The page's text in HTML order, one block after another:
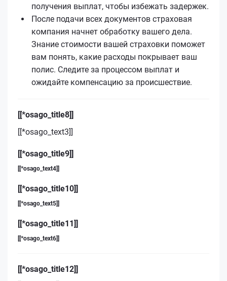
получения выплат, чтобы избежать задержек.
После подачи всех документов страховая
компания начнет обработку вашего дела.
Знание стоимости вашей страховки поможет
вам понять, какие расходы покрывает ваш
полис. Следите за процессом выплат и
ожидайте компенсацию за происшествие.
[[*osago_title8]]
[[*osago_text3]]
[[*osago_title9]]
[[*osago_text4]]
[[*osago_title10]]
[[*osago_text5]]
[[*osago_title11]]
[[*osago_text6]]
[[*osago_title12]]